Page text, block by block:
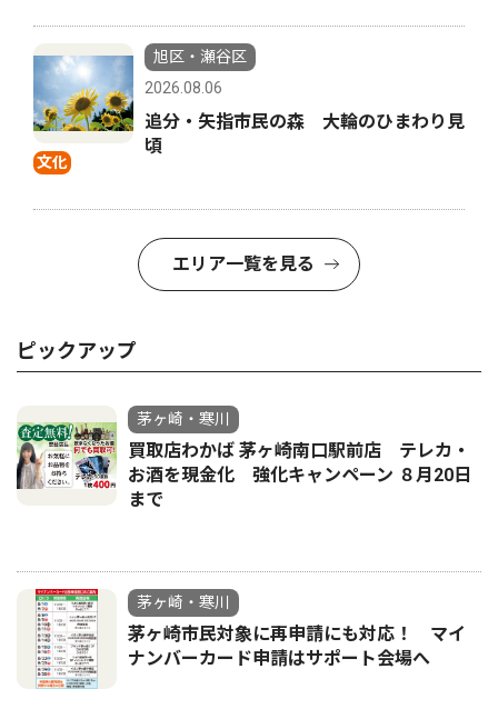
文化
旭区・瀬谷区
2026.08.06
追分・矢指市民の森 大輪のひまわり見
頃
エリア一覧を見る
ピックアップ
茅ヶ崎・寒川
買取店わかば 茅ヶ崎南口駅前店 テレカ・
お酒を現金化 強化キャンペーン ８月20日
まで
茅ヶ崎・寒川
茅ヶ崎市民対象に再申請にも対応！ マイ
ナンバーカード申請はサポート会場へ